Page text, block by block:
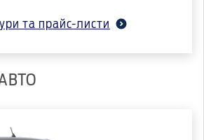
та прайс-листи